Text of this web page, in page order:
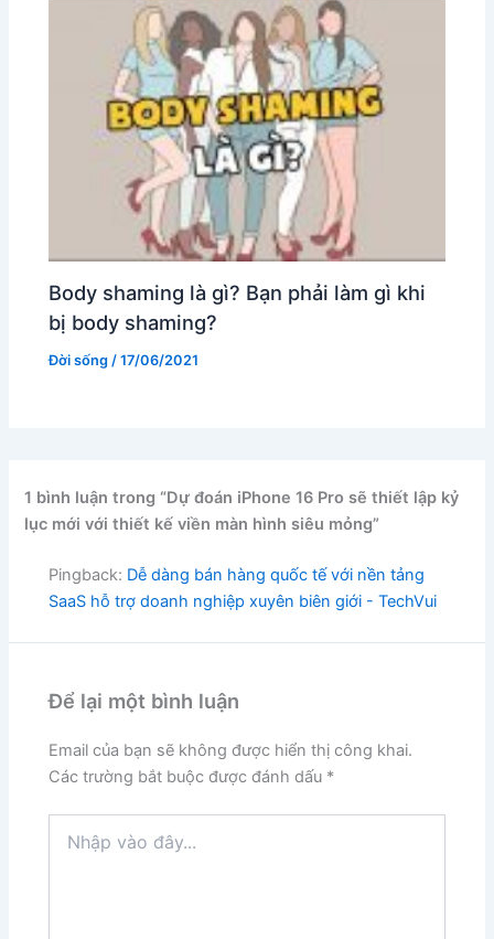
Body shaming là gì? Bạn phải làm gì khi
bị body shaming?
Đời sống /17/06/2021
1 bình luận trong “Dự đoán iPhone 16 Pro sẽ thiết lập kỷ
lục mới với thiết kế viền màn hình siêu mỏng”
Pingback: Dễ dàng bán hàng quốc tế với nền tảng
SaaS hỗ trợ doanh nghiệp xuyên biên giới - TechVui
Để lại một bình luận
Email của bạn sẽ không được hiển thị công khai.
Các trường bắt buộc được đánh dấu *
vào